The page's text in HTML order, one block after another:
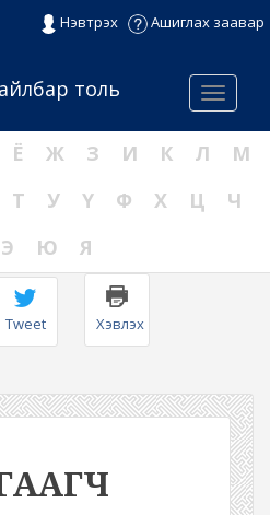
Нэвтрэх Ашиглах заавар
Menu
толь
Ё Ж З И К Л
М
Т У Ү Ф Х Ц
Ч
Э Ю Я
Tweet Хэвлэх